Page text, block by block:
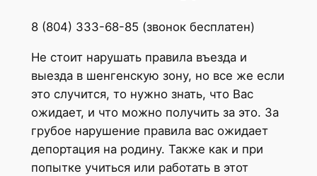
8 (804) 333-68-85 (звонок бесплатен)
Не стоит нарушать правила въезда и
выезда в шенгенскую зону, но все же если
это случится, то нужно знать, что Вас
ожидает, и что можно получить за это. За
грубое нарушение правила вас ожидает
депортация на родину. Также как и при
попытке учиться или работать в этот